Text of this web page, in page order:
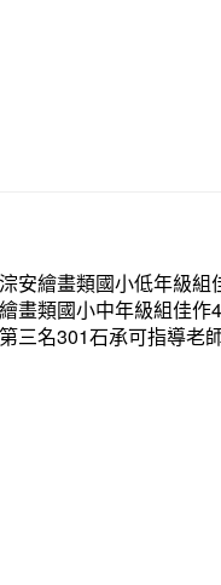
繪畫類國小低年級
類國小中年級組佳
名301石承可指導老